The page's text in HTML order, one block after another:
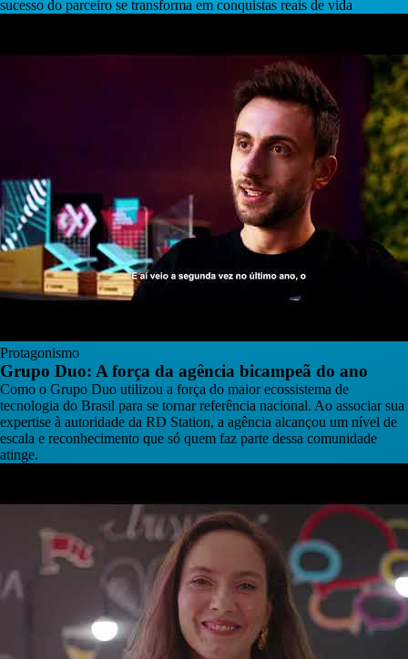
sucesso do parceiro se transforma em conquistas reais de vida
Protagonismo
Grupo Duo: A força da agência bicampeã do ano
Como o Grupo Duo utilizou a força do maior ecossistema de
tecnologia do Brasil para se tornar referência nacional. Ao associar sua
expertise à autoridade da RD Station, a agência alcançou um nível de
escala e reconhecimento que só quem faz parte dessa comunidade
atinge.